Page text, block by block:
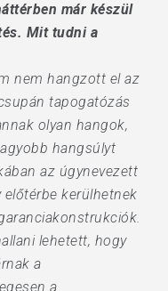
már készül
Mit tudni a
nem hangzott el az
tapogatózás
olyan hangok,
hangsúlyt
az úgynevezett
kerülhetnek
lehetett, hogy
a
a